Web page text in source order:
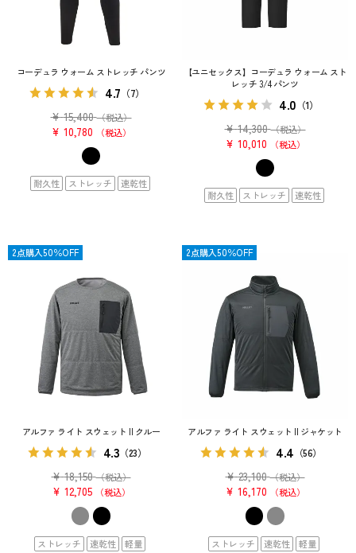
コーデュラ ウォーム ストレッチ パンツ
4.7 （7）
¥ 15,400 （税込）
¥ 10,780 税込
耐久性 ストレッチ 速乾性
【ユニセックス】コーデュラ ウォーム スト
レッチ 3/4 パンツ
4.0 （1）
¥ 14,300 （税込）
¥ 10,010 税込
耐久性 ストレッチ 速乾性
アルファ ライト スウェット II クルー
4.3 （23）
¥ 18,150 （税込）
¥ 12,705 税込
OUTLET
ストレッチ 速乾性 軽量
2点購入50％OFF
アルファ ライト スウェット II ジャケット
4.4 （56）
¥ 23,100 （税込）
¥ 16,170 税込
OUTLET
ストレッチ 速乾性 軽量
2点購入50％OFF